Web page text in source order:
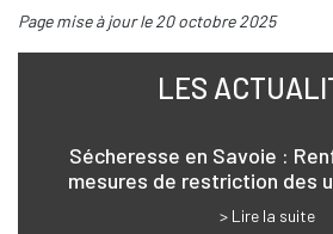
Page mise à jour le 20 octobre 2025
LES
Sécheresse en Savoie :
mesures de restriction des
> Lire la suite